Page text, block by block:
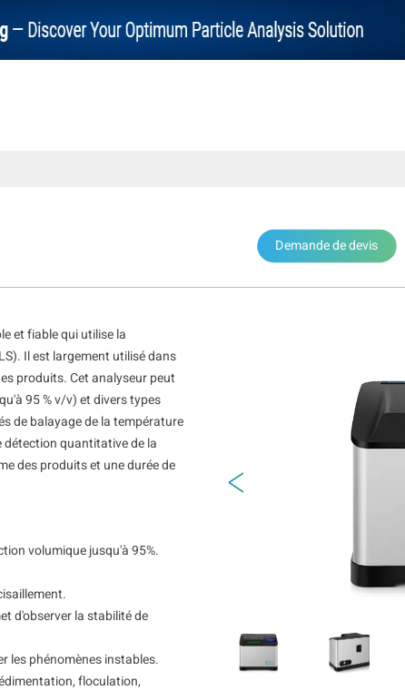
Demande de devis
et fiable qui utilise la
Il est largement utilisé dans
produits. Cet analyseur peut
95 % v/v) et divers types
de balayage de la température
détection quantitative de la
des produits et une durée de
volumique jusqu'à 95%.
d'observer la stabilité de
les phénomènes instables.
floculation,